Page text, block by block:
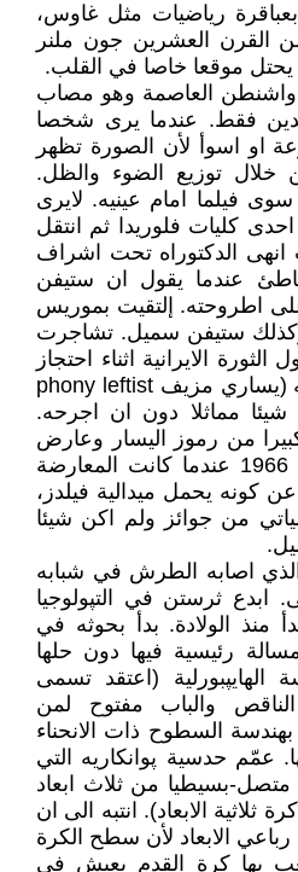
بعباقرة رياضيات مثل غاوس،
القرن العشرين جون ملنر
موقعا خاصا في القلب.
عام 1946 في واشنطن العاصمة وهو مصاب
فقط. عندما يرى شخصا
او اسوأ لأن الصورة تظهر
خلال توزيع الضوء والظل.
فيلما امام عينيه. لايرى
كليات فلوريدا ثم انتقل
انهى الدكتوراه تحت اشراف
عندما يقول ان ستيفن
اطروحته. إلتقيت بموريس
ستيفن سميل. تشاجرت
الايرانية اثناء احتجاز
الرهائن. جرحته بالقول بأنه (يساري مزيف phony leftist
مماثلا دون ان اجرحه.
من رموز اليسار وعارض
الحرب الفيتنامية علنا عام 1966 عندما كانت المعارضة
كونه يحمل ميدالية فيلدز،
من جوائز ولم اكن شيئا
اصابه الطرش في شبابه
ابدع ثرستن في التپولوجيا
منذ الولادة. بدأ بحوثه في
رئيسية فيها دون حلها
الهايپبورلية (اعتقد تسمى
الناقص والباب مفتوح لمن
السطوح ذات الانحناء
عمّم حدسية پوانكاريه التي
بسيطيا من ثلاث ابعاد
الابعاد). انتبه الى ان
الابعاد لأن سطح الكرة
بها كرة القدم يعيش في